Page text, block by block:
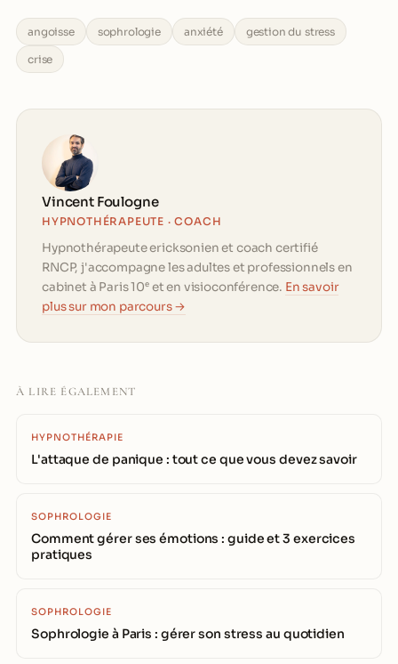
angoisse sophrologie anxiété gestion du stress
crise
Vincent Foulogne
HYPNOTHÉRAPEUTE · COACH
Hypnothérapeute ericksonien et coach certifié
RNCP, j'accompagne les adultes et professionnels en
cabinet à Paris 10ᵉ et en visioconférence. En savoir
plus sur mon parcours →
À LIRE ÉGALEMENT
HYPNOTHÉRAPIE
L'attaque de panique : tout ce que vous devez savoir
SOPHROLOGIE
Comment gérer ses émotions : guide et 3 exercices
pratiques
SOPHROLOGIE
Sophrologie à Paris : gérer son stress au quotidien